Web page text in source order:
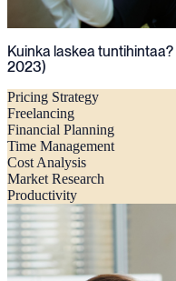
Kuinka laskea
2023)
Pricing Strategy
Freelancing
Financial Planning
Time Management
Cost Analysis
Market Research
Productivity